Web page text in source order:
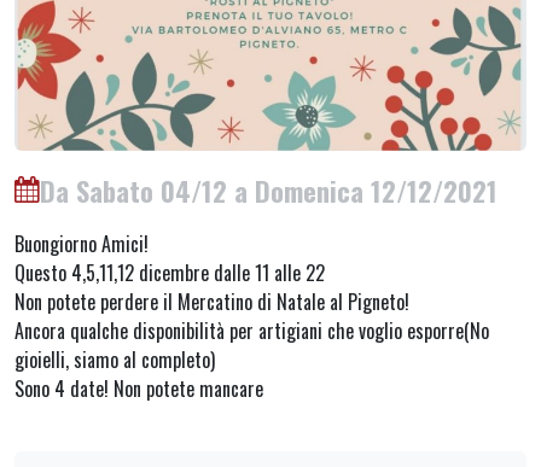
Da Sabato 04/12 a Domenica 12/12/2021
Buongiorno Amici!
Questo 4,5,11,12 dicembre dalle 11 alle 22
Non potete perdere il Mercatino di Natale al Pigneto!
Ancora qualche disponibilità per artigiani che voglio esporre(No
gioielli, siamo al completo)
Sono 4 date! Non potete mancare